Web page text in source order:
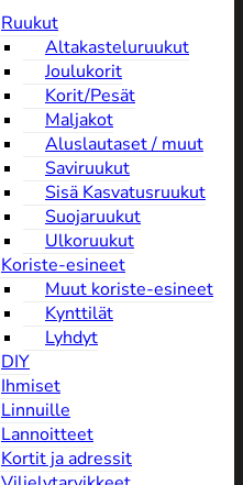
Ruukut
Altakasteluruukut
Joulukorit
Korit/Pesät
Maljakot
Aluslautaset / muut
Saviruukut
Sisä Kasvatusruukut
Suojaruukut
Ulkoruukut
Koriste-esineet
Muut koriste-esineet
Kynttilät
Lyhdyt
DIY
Ihmiset
Linnuille
Lannoitteet
Kortit ja adressit